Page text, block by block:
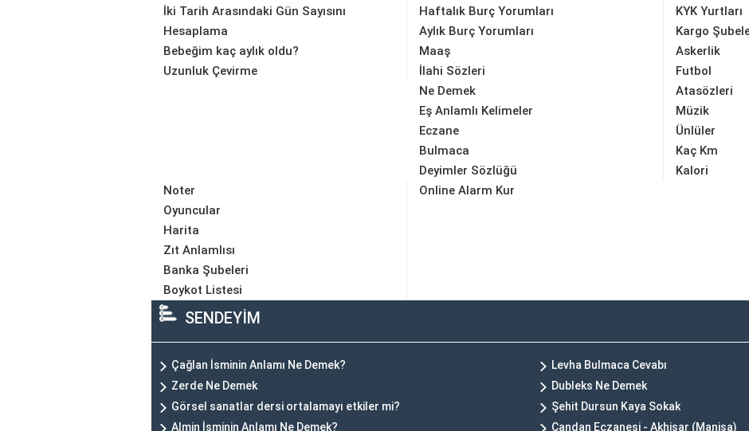
İki Tarih Arasındaki Gün Sayısını
Hesaplama
Bebeğim kaç aylık oldu?
Uzunluk Çevirme
Haftalık Burç Yorumları
Aylık Burç Yorumları
Maaş
KYK Yurtları
Kargo
Askerlik
İlahi Sözleri
Ne Demek
Eş Anlamlı Kelimeler
Eczane
Bulmaca
Deyimler Sözlüğü
Futbol
Atasözleri
Müzik
Ünlüler
Kaç Km
Kalori
Noter
Oyuncular
Harita
Zıt Anlamlısı
Banka Şubeleri
Boykot Listesi
Online Alarm Kur
SENDEYİM
Çağlan İsminin Anlamı Ne Demek?
Levha Bulmaca Cevabı
Zerde Ne Demek
Dubleks Ne Demek
Görsel sanatlar dersi ortalamayı etkiler mi?
Şehit Dursun Kaya Sokak
Almin İsminin Anlamı Ne Demek?
Candan Eczanesi - Akhisar (Manisa)